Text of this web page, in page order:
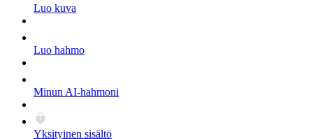
Luo kuva
Luo hahmo
Minun AI-hahmoni
Yksityinen sisältö